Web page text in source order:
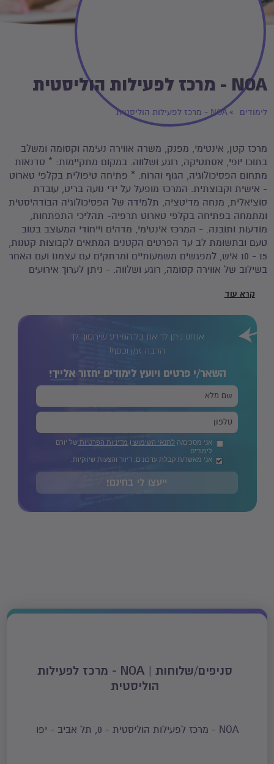
NOA - מרכז לפעילות הוליסטית
לימודים NOA - מרכז לפעילות הוליסטית
מרכז קטן, אינטימי, מפנק, משרה אווירה נעימה וקסומה ומשלב
בתוכו יופי, אסתטיקה, רוגע ושלווה. במקום מתקיימות: * סדנאות
מתחום הפסיכולוגיה, הגוף והרוח. * פתיחה טיפולית בקלפי טארוט
- אישית וקבוצתית. המרכז מופעל על ידי נועה בריט, עובדת
סוציאלית, מנחה מדיטציה, תלמידה של הפסיכולוגיה הבודהיסטית
ומתמחה בפתיחה בקלפי טארוט תרפיה- תהליכי התפתחות,
מודעות ותובנה. - המרכז אינטימי, מדהים וייחודי המעוצב בטוב
טעם ובתשומת לב עד הפרטים הקטנים המתאים לקבוצות קטנות,
15 - 10 איש, למפגשים משמעותיים ומרתקים עם עצמנו ועם האחר
בשילוב של אווירה קסומה, רוגע ושלווה. - ניתן לערוך אירועים
רווקות, ימי הולדת, ערבי צוות וכו'. - ניתן להשכיר את המקום עבור
קרא עוד
אנחנו ניתן לך את כל המידע שיחסוך לך
הרבה זמן וכסף!
השאר/י פרטים ויועץ לימודים יחזוראלייך!
אני מסכים/ה לתנאי השימוש ו מדיניות הפרטיות של יורם
לימודים
אני מאשר/ת קבלת עדכונים, דיוור והצעות שיווקיות.
ייעצו לי בחינם!
סניפים/שלוחות | NOA - מרכז לפעילות
הוליסטית
NOA - מרכז לפעילות הוליסטית - 0, תל אביב - יפו